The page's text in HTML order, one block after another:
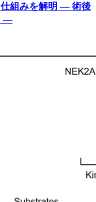
組みを解明 ― 術後
―